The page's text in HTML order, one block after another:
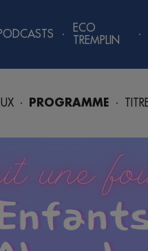
PROGRAMME
ECO
TREMPLIN